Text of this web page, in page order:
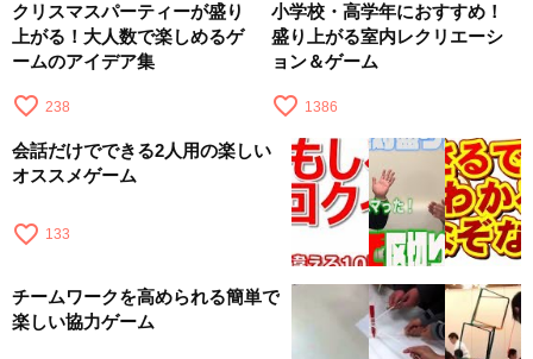
クリスマスパーティーが盛り
上がる！大人数で楽しめるゲ
ームのアイデア集
favorite_border 238
小学校・高学年におすすめ！
盛り上がる室内レクリエーシ
ョン＆ゲーム
favorite_border 1386
会話だけでできる2人用の楽しい
オススメゲーム
favorite_border 133
チームワークを高められる簡単で
楽しい協力ゲーム